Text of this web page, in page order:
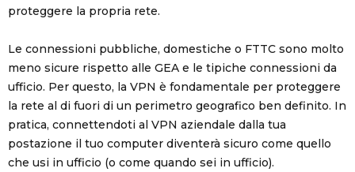
proteggere la propria rete.
Le connessioni pubbliche, domestiche o FTTC sono molto
meno sicure rispetto alle GEA e le tipiche connessioni da
ufficio. Per questo, la VPN è fondamentale per proteggere
la rete al di fuori di un perimetro geografico ben definito. In
pratica, connettendoti al VPN aziendale dalla tua
postazione il tuo computer diventerà sicuro come quello
che usi in ufficio (o come quando sei in ufficio).